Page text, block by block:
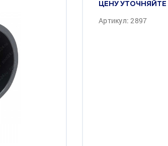
ЦЕНУ УТОЧНЯЙТЕ
Артикул: 2897